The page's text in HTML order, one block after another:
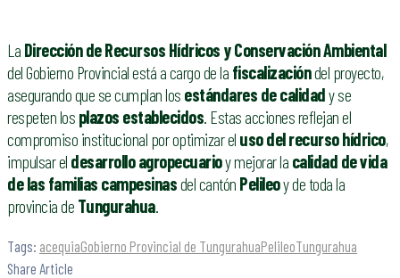
La Dirección de Recursos Hídricos y Conservación Ambiental
del Gobierno Provincial está a cargo de la fiscalizacióndel proyecto,
asegurando que se cumplan los estándares de calidady se
respeten los plazos establecidos. Estas acciones reflejan el
compromiso institucional por optimizar el uso del recurso hídrico,
impulsar el desarrollo agropecuarioy mejorar la calidad de vida
de las familias campesinasdel cantón Pelileoy de toda la
provincia de Tungurahua.
Tags: acequiaGobierno Provincial de TungurahuaPelileoTungurahua
Share Article